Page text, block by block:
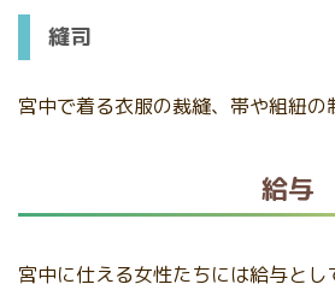
縫司
宮中で着る衣服の裁縫、帯や組紐の
給与
宮中に仕える女性たちには給与と